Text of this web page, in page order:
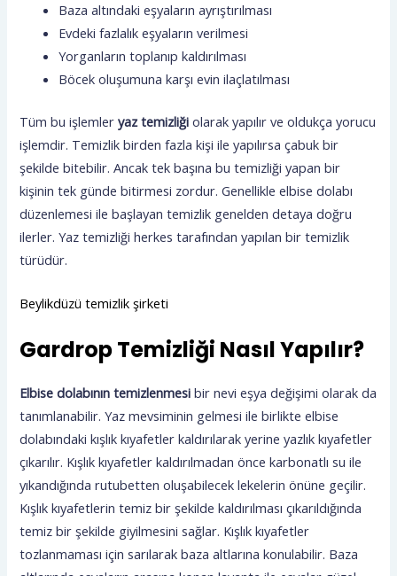
Baza altındaki eşyaların ayrıştırılması
Evdeki fazlalık eşyaların verilmesi
Yorganların toplanıp kaldırılması
Böcek oluşumuna karşı evin ilaçlatılması
Tüm bu işlemleryaz temizliği olarak yapılır ve oldukça yorucu
işlemdir. Temizlik birden fazla kişi ile yapılırsa çabuk bir
şekilde bitebilir. Ancak tek başına bu temizliği yapan bir
kişinin tek günde bitirmesi zordur. Genellikle elbise dolabı
düzenlemesi ile başlayan temizlik genelden detaya doğru
ilerler. Yaz temizliği herkes tarafından yapılan bir temizlik
türüdür.
Beylikdüzü temizlik şirketi
Gardrop Temizliği Nasıl Yapılır?
Elbise dolabının temizlenmesi bir nevi eşya değişimi olarak da
tanımlanabilir. Yaz mevsiminin gelmesi ile birlikte elbise
dolabındaki kışlık kıyafetler kaldırılarak yerine yazlık kıyafetler
çıkarılır. Kışlık kıyafetler kaldırılmadan önce karbonatlı su ile
yıkandığında rutubetten oluşabilecek lekelerin önüne geçilir.
Kışlık kıyafetlerin temiz bir şekilde kaldırılması çıkarıldığında
temiz bir şekilde giyilmesini sağlar. Kışlık kıyafetler
tozlanmaması için sarılarak baza altlarına konulabilir. Baza